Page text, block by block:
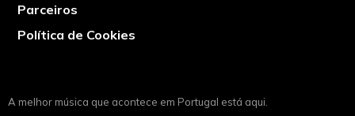
Parceiros
Política de Cookies
A melhor música que acontece em Portugal está aqui.